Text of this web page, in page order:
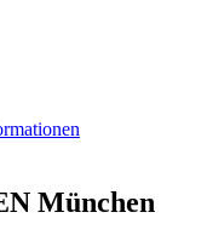
München